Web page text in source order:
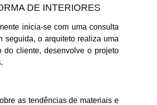
DE INTERIORES
inicia-se com uma consulta
seguida, o arquiteto realiza uma
cliente, desenvolve o projeto
as tendências de materiais e